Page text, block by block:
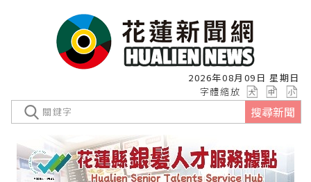
2026年08月09日 星期日
字體縮放
搜尋新聞